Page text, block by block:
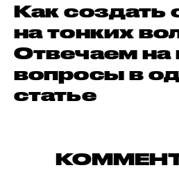
Как создать
на тонких
Отвечаем на
вопросы в
статье